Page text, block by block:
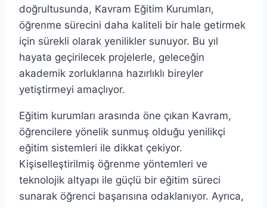
doğrultusunda, Kavram Eğitim Kurumları,
öğrenme sürecini daha kaliteli bir hale getirmek
için sürekli olarak yenilikler sunuyor. Bu yıl
hayata geçirilecek projelerle, geleceğin
akademik zorluklarına hazırlıklı bireyler
yetiştirmeyi amaçlıyor.
Eğitim kurumları arasında öne çıkan Kavram,
öğrencilere yönelik sunmuş olduğu yenilikçi
eğitim sistemleri ile dikkat çekiyor.
Kişiselleştirilmiş öğrenme yöntemleri ve
teknolojik altyapı ile güçlü bir eğitim süreci
sunarak öğrenci başarısına odaklanıyor. Ayrıca,